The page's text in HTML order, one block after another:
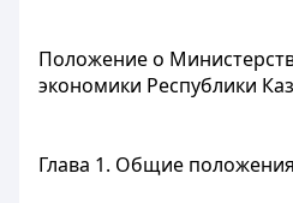
Положение о
экономики Республики
Глава 1. Общие положения